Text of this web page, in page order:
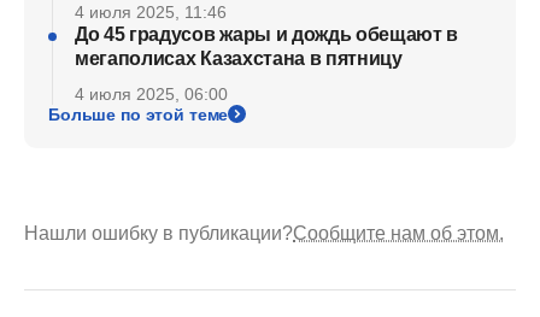
4 июля 2025, 11:46
До 45 градусов жары и дождь обещают в
мегаполисах Казахстана в пятницу
4 июля 2025, 06:00
Больше по этой теме
Нашли ошибку в публикации?Сообщите нам об этом.